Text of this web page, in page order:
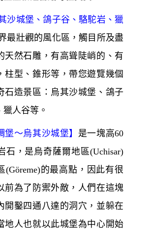
沙城堡、鴿子谷、駱駝岩、獵
最壯觀的風化區，觸目所及盡
天然石雕，有高聳陡峭的、有
柱型、錐形等，帶您遊覽幾個
石造景區：烏其沙城堡、鴿子
人谷等。
堡～烏其沙城堡】 是一塊高60
石，是烏奇薩爾地區(Uchisar)
(Göreme)的最高點，因此有很
前為了防禦外敵，人們在這塊
開鑿四通八達的洞穴，並躲在
地人也就以此城堡為中心開始